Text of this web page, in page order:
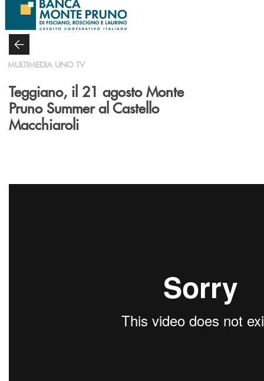
Salta al contenuto principale
MULTIMEDIA UNO TV
Teggiano, il 21 agosto Monte
Pruno Summer al Castello
Macchiaroli